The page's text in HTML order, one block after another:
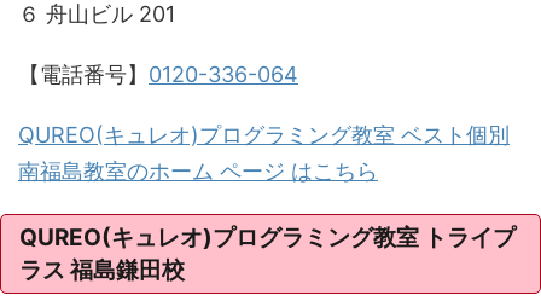
６ 舟山ビル 201
【電話番号】 0120-336-064
QUREO(キュレオ)プログラミング教室 ベスト個別
南福島教室のホーム ページ はこちら
QUREO(キュレオ)プログラミング教室 トライプ
ラス 福島鎌田校